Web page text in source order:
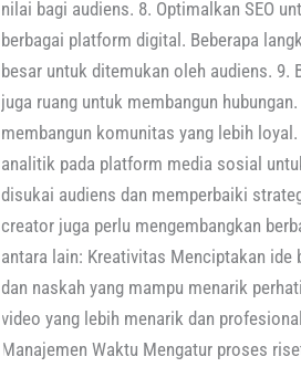
nilai bagi audiens. 8. Optimalkan SEO
berbagai platform digital. Beberapa
besar untuk ditemukan oleh audiens.
juga ruang untuk membangun
membangun komunitas yang lebih
analitik pada platform media sosial
disukai audiens dan memperbaiki
creator juga perlu mengembangkan
antara lain: Kreativitas Menciptakan ide
dan naskah yang mampu menarik
video yang lebih menarik dan
Manajemen Waktu Mengatur proses